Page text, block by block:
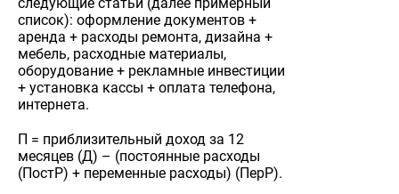
список): оформление документов +
аренда + расходы ремонта, дизайна +
мебель, расходные материалы,
оборудование + рекламные инвестиции
+ установка кассы + оплата телефона,
интернета.
П = приблизительный доход за 12
месяцев (Д) – (постоянные расходы
(ПостР) + переменные расходы) (ПерР).